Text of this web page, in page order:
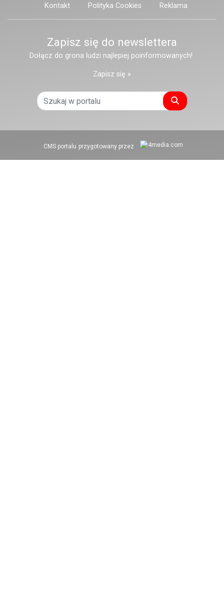
Kontakt Polityka Cookies Reklama
Zapisz się do newslettera
Dołącz do grona ludzi najlepiej poinformowanych!
Zapisz się »
Szukaj
CMS portalu przygotowany przez